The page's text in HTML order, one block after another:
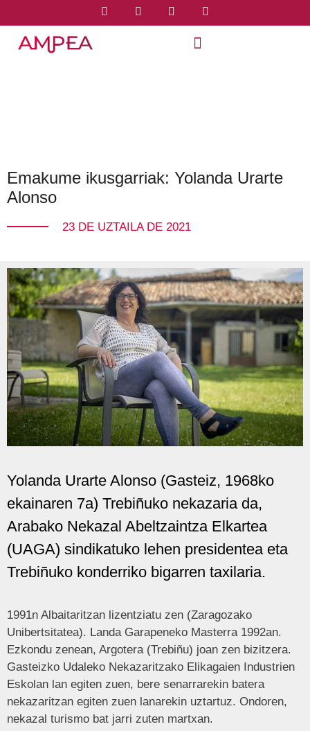
Emakume ikusgarriak: Yolanda Urarte
Alonso
23 DE UZTAILA DE 2021
Yolanda Urarte Alonso (Gasteiz, 1968ko
ekainaren 7a) Trebiñuko nekazaria da,
Arabako Nekazal Abeltzaintza Elkartea
(UAGA) sindikatuko lehen presidentea eta
Trebiñuko konderriko bigarren taxilaria.
1991n Albaitaritzan lizentziatu zen (Zaragozako
Unibertsitatea). Landa Garapeneko Masterra 1992an.
Ezkondu zenean, Argotera (Trebiñu) joan zen bizitzera.
Gasteizko Udaleko Nekazaritzako Elikagaien Industrien
Eskolan lan egiten zuen, bere senarrarekin batera
nekazaritzan egiten zuen lanarekin uztartuz. Ondoren,
nekazal turismo bat jarri zuten martxan.